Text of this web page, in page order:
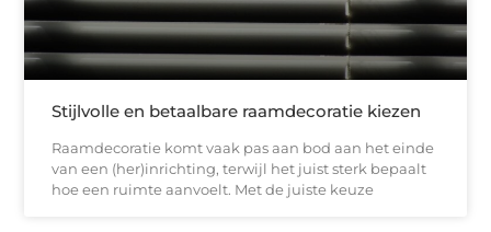
Stijlvolle en betaalbare raamdecoratie kiezen
Raamdecoratie komt vaak pas aan bod aan het einde
van een (her)inrichting, terwijl het juist sterk bepaalt
hoe een ruimte aanvoelt. Met de juiste keuze